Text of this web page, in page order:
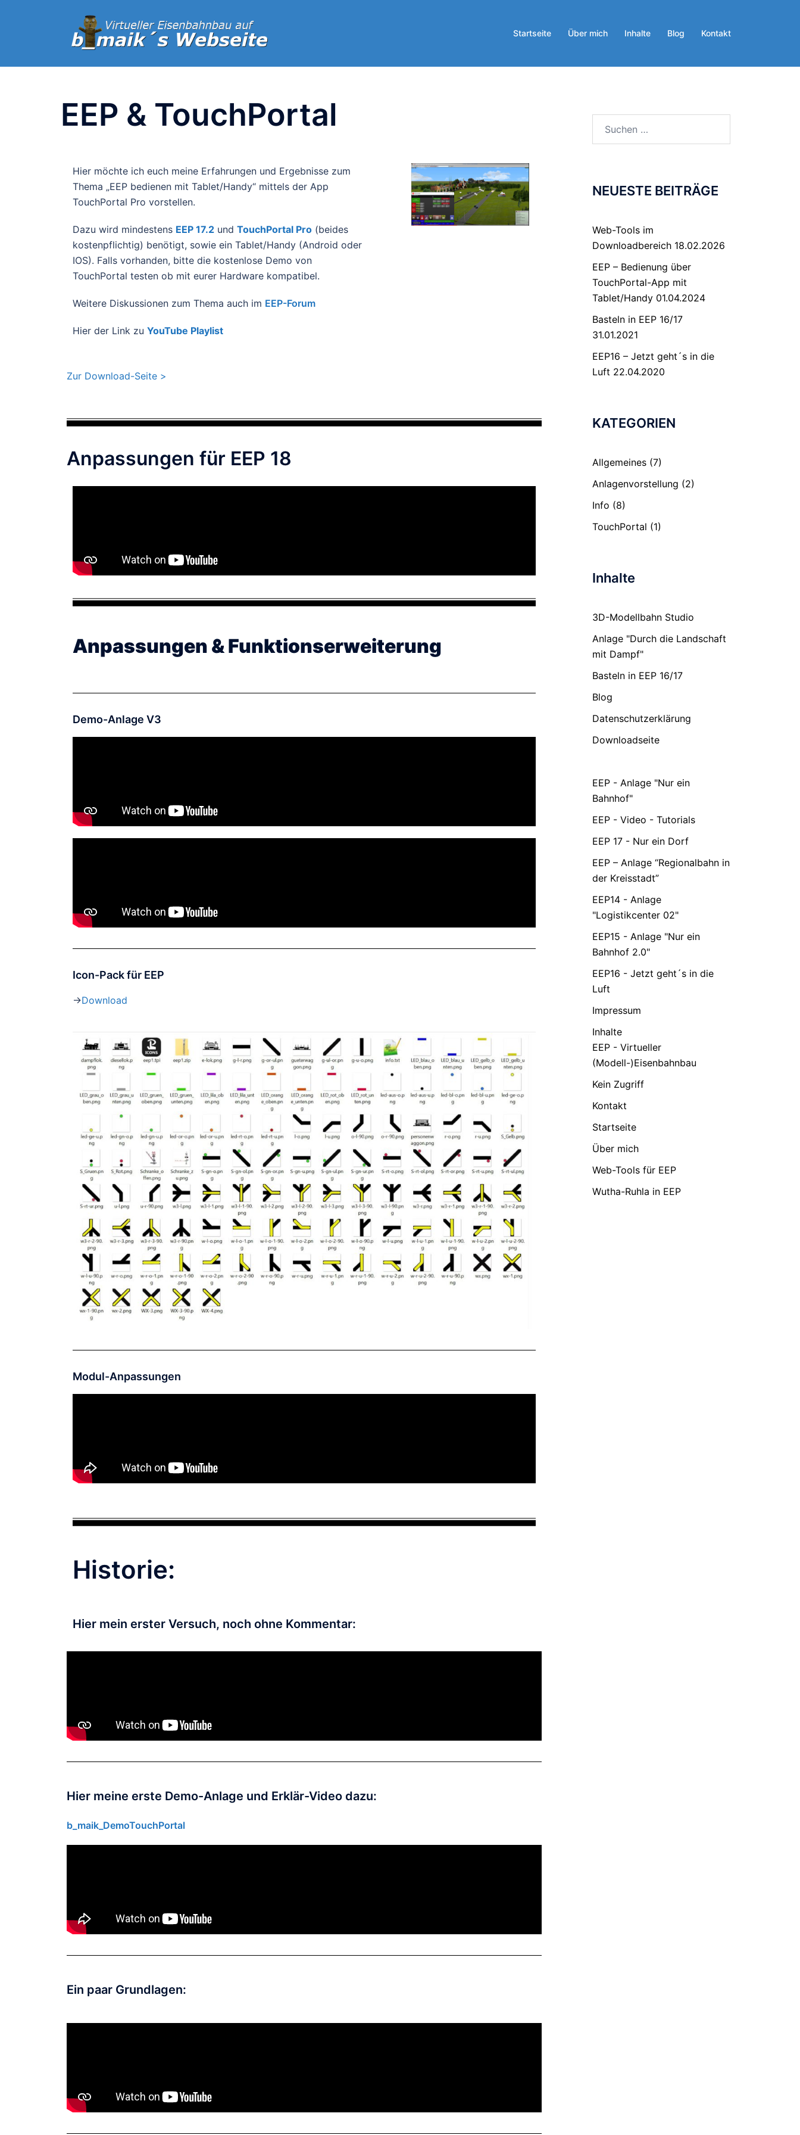
Startseite Über mich Inhalte Blog Kontakt
EEP & TouchPortal
Hier möchte ich euch meine Erfahrungen und Ergebnisse zum
Thema „EEP bedienen mit Tablet/Handy“ mittels der App
TouchPortal Pro vorstellen.
Dazu wird mindestens EEP 17.2 und TouchPortal Pro (beides
kostenpflichtig) benötigt, sowie ein Tablet/Handy (Android oder
IOS). Falls vorhanden, bitte die kostenlose Demo von
TouchPortal testen ob mit eurer Hardware kompatibel.
Weitere Diskussionen zum Thema auch im EEP-Forum
Hier der Link zu YouTube Playlist
Zur Download-Seite >
Anpassungen für EEP 18​
Anpassungen & Funktionserweiterung
Demo-Anlage V3
Icon-Pack für EEP
->Download
Modul-Anpassungen
Historie:
Hier mein erster Versuch, noch ohne Kommentar:
Hier meine erste Demo-Anlage und Erklär-Video dazu:
b_maik_DemoTouchPortal
Ein paar Grundlagen:
NEUESTE BEITRÄGE
Web-Tools im
Downloadbereich 18.02.2026
EEP – Bedienung über
TouchPortal-App mit
Tablet/Handy 01.04.2024
Basteln in EEP 16/17
31.01.2021
EEP16 – Jetzt geht´s in die
Luft 22.04.2020
KATEGORIEN
Allgemeines(7)
Anlagenvorstellung (2)
Info (8)
TouchPortal (1)
Inhalte
3D-Modellbahn Studio
Anlage "Durch die Landschaft
mit Dampf"
Basteln in EEP 16/17
Blog
Datenschutzerklärung
Downloadseite
EEP - Anlage "Nur ein
Bahnhof"
EEP - Video - Tutorials
EEP 17 - Nur ein Dorf
EEP – Anlage “Regionalbahn in
der Kreisstadt”
EEP14 - Anlage
"Logistikcenter 02"
EEP15 - Anlage "Nur ein
Bahnhof 2.0"
EEP16 - Jetzt geht´s in die
Luft
Impressum
Inhalte
EEP - Virtueller
(Modell-)Eisenbahnbau
Kein Zugriff
Kontakt
Startseite
Über mich
Web-Tools für EEP
Wutha-Ruhla in EEP